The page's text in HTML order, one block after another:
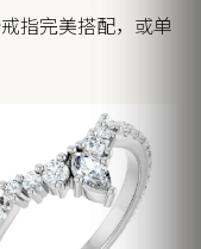
指完美搭配，或单